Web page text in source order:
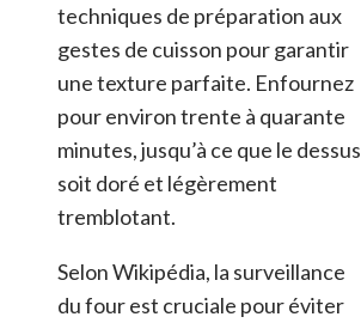
techniques de préparation aux
gestes de cuisson pour garantir
une texture parfaite. Enfournez
pour environ trente à quarante
minutes, jusqu’à ce que le dessus
soit doré et légèrement
tremblotant.
Selon Wikipédia, la surveillance
du four est cruciale pour éviter